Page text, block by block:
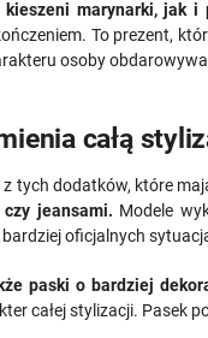
marynarki, jak
To prezent,
osoby
całą
tych dodatków, które
jeansami. Modele
oficjalnych
paski o bardziej
całej stylizacji. Pasek